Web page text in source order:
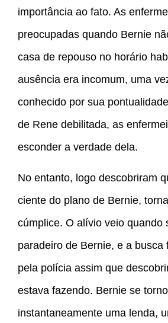
importância ao fato. As
preocupadas quando Bernie
casa de repouso no horário
ausência era incomum, uma
conhecido por sua
de Rene debilitada, as
esconder a verdade dela.
No entanto, logo descobriram
ciente do plano de Bernie,
cúmplice. O alívio veio quando
paradeiro de Bernie, e a busca
pela polícia assim que
estava fazendo. Bernie se
instantaneamente uma lenda,